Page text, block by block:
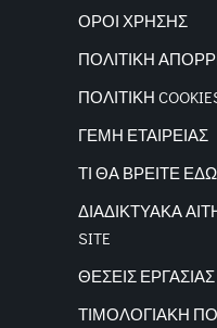
ΟΡΟΙ ΧΡΗΣΗΣ
ΠΟΛΙΤΙΚΗ
ΠΟΛΙΤΙΚΗ
ΓΕΜΗ ΕΤΑΙΡΕΙΑΣ
ΤΙ ΘΑ ΒΡΕΙΤΕ ΕΔΩ
ΔΙΑΔΙΚΤΥΑΚΑ
SITE
ΘΕΣΕΙΣ ΕΡΓΑΣΙΑΣ
ΤΙΜΟΛΟΓΙΑΚΗ